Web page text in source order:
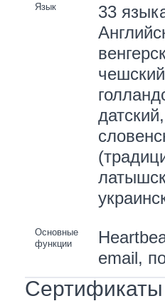
Язык
33
Основные
функции
email,
Сертификаты